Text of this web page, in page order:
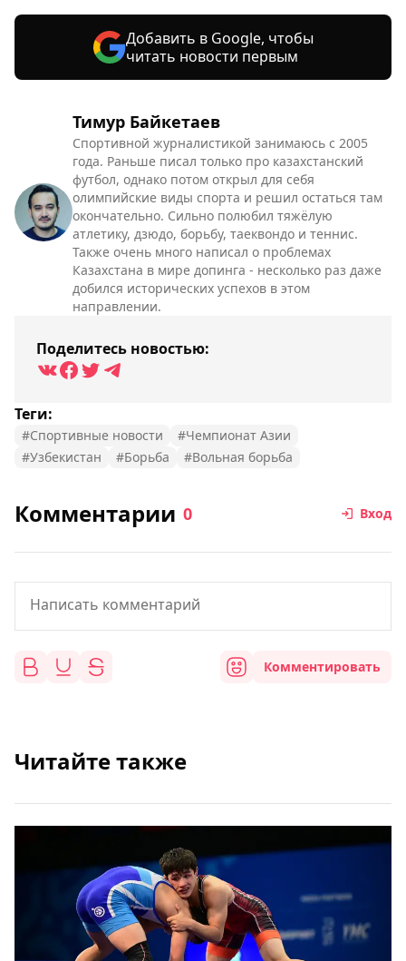
Тимур Байкетаев
Спортивной журналистикой занимаюсь с 2005
года. Раньше писал только про казахстанский
футбол, однако потом открыл для себя
олимпийские виды спорта и решил остаться там
окончательно. Сильно полюбил тяжёлую
атлетику, дзюдо, борьбу, таеквондо и теннис.
Также очень много написал о проблемах
Казахстана в мире допинга - несколько раз даже
добился исторических успехов в этом
направлении.
Поделитесь новостью:
Теги:
#Спортивные новости
#Чемпионат Азии
#Узбекистан
#Борьба #Вольная борьба
Добавить в Google, чтобы
читать новости первым
Комментарии 0 Вход
Комментировать
Читайте также